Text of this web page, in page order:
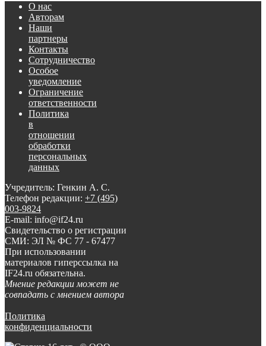
О нас
Авторам
Наши
партнеры
Контакты
Сотрудничество
Особое
уведомление
Ограничение
ответственности
Политика
в
отношении
обработки
персональных
данных
Учредитель: Генкин А. С.
Телефон редакции: +7 (495)
003-9824
E-mail: info@if24.ru
Свидетельство о регистрации
СМИ: ЭЛ № ФС 77 - 67477
При использовании
материалов гиперссылка на
IF24.ru обязательна.
Мнение редакции может не
совпадать с мнением автора
Политика
конфиденциальности